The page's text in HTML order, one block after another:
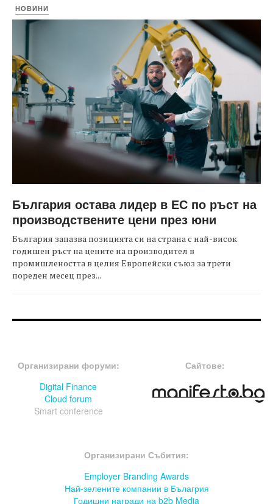
НОВИНИ
България остава лидер в ЕС по ръст на
производствените цени през юни
България запазва позицията си на страна с най-висок
годишен ръст на цените на производител в
промишлеността в целия Европейски съюз за трети
пореден месец през...
Организирани форуми:
Digital Finance
Cloud forum
Smart conference
Сайтове:
Организирани Събития:
Employer Branding Awards
Най-зелените компании в Бълагрия
Годишни награди на b2b Media